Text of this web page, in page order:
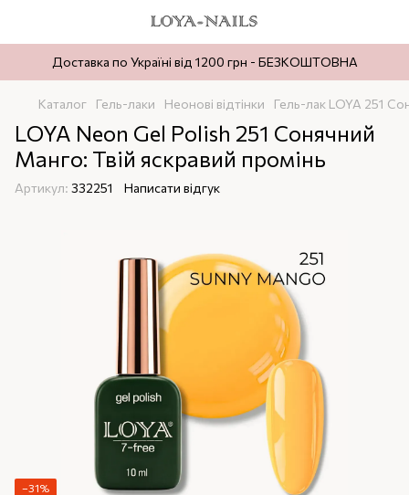
Доставка по Україні від 1200 грн - БЕЗКОШТОВНА
Каталог Гель-лаки Неонові відтінки Гель-лак LOYA 251
LOYA Neon Gel Polish 251 Сонячний
Манго: Твій яскравий промінь
Артикул: 332251 Написати відгук
−31%